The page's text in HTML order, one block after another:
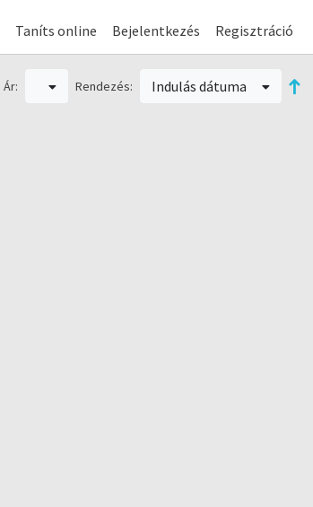
Taníts online Bejelentkezés Regisztráció
Ár: Rendezés: Indulás dátuma